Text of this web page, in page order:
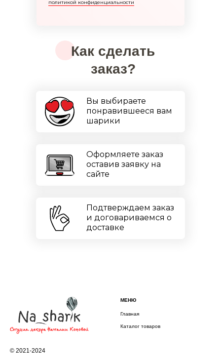
Как сделать
заказ?
Оформляете заказ
оставив заявку на
сайте
Подтверждаем заказ
и договариваемся о
доставке
Вы выбираете
понравившееся вам
шарики
политикой конфиденциальности
© 2021-2024
МЕНЮ
Главная
Каталог товаров